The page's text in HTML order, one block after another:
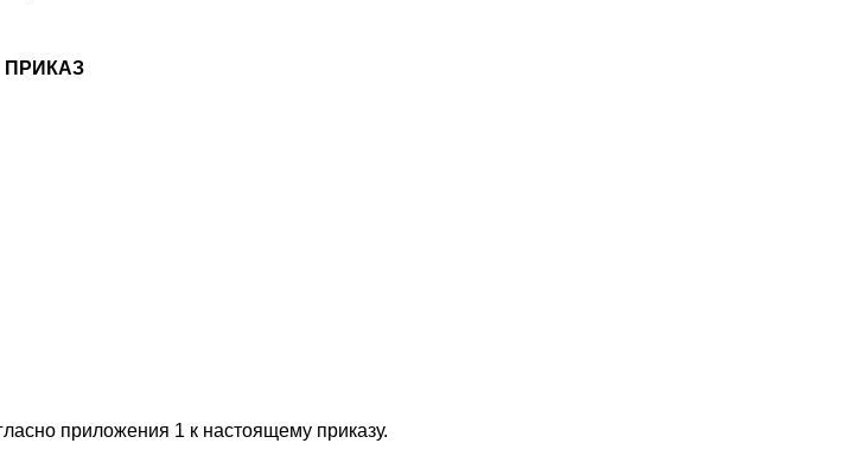
ПРИКАЗ
приложения 1 к настоящему приказу.